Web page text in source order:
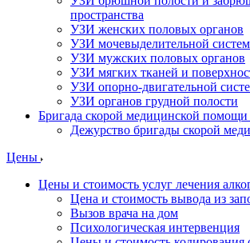
пространства
УЗИ женских половых органов
УЗИ мочевыделительной
УЗИ мужских половых органов
УЗИ мягких тканей и
УЗИ опорно-двигательной
УЗИ органов грудной полости
Бригада скорой медицинской помощи
Дежурство бригады скорой
Цены
Цены и стоимость услуг лечения
Цена и стоимость вывода из
Вызов врача на дом
Психологическая интервенция